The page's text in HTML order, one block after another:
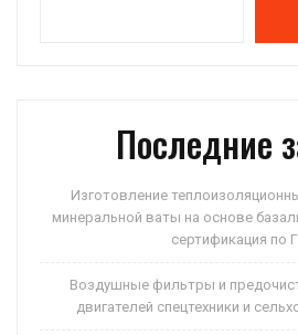
Последние
Изготовление
минеральной ваты на основе
сертификация по
Воздушные фильтры и
двигателей спецтехники и